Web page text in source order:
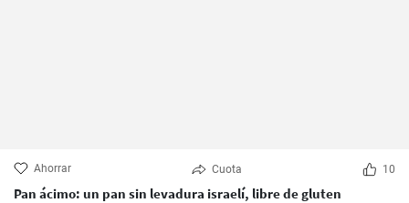
Ahorrar Cuota 10
Pan ácimo: un pan sin levadura israelí, libre de gluten